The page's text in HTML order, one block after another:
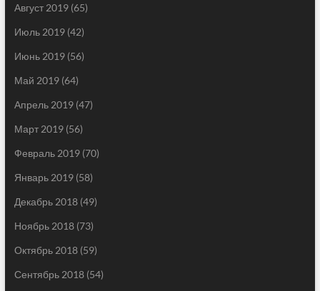
Август 2019(65)
Июль 2019(42)
Июнь 2019(56)
Май 2019(64)
Апрель 2019(47)
Март 2019(56)
Февраль 2019(70)
Январь 2019(58)
Декабрь 2018(49)
Ноябрь 2018(73)
Октябрь 2018(59)
Сентябрь 2018(54)